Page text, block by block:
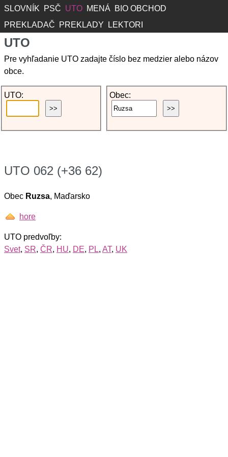
SLOVNÍK PSČ UTO MENÁ
BIO OBCHOD
PREKLADAČ
PREKLADY LEKTORI
UTO
Pre vyhľadanie UTO zadajte číslo bez medzier alebo názov
obce.
UTO: Obec:
UTO 062 (+36 62)
Obec Ruzsa, Maďarsko
hore
UTO predvoľby:
Svet, SR, ČR, HU, DE, PL, AT, UK